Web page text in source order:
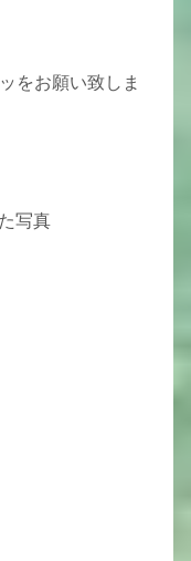
をお願い致しま
写真